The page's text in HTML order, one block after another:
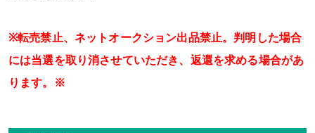
※転売禁止、ネットオークション出品禁止。判明した場合
には当選を取り消させていただき、返還を求める場合があ
ります。※